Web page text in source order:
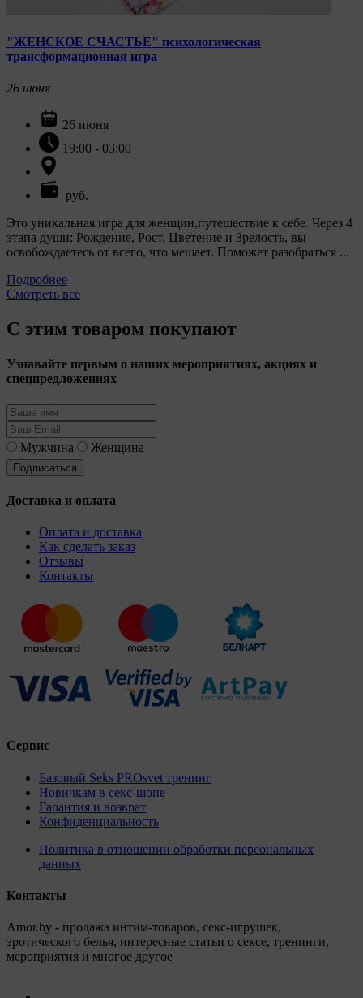
"ЖЕНСКОЕ СЧАСТЬЕ" психологическая
трансформационная игра
26 июня
26 июня
19:00 - 03:00
руб.
Это уникальная игра для женщин,путешествие к себе. Через 4
этапа души: Рождение, Рост, Цветение и Зрелость, вы
освобождаетесь от всего, что мешает. Поможет разобраться ...
Подробнее
Смотреть все
С этим товаром покупают
Узнавайте первым о наших мероприятиях, акциях и
спецпредложениях
Мужчина Женщина
Доставка и оплата
Оплата и доставка
Как сделать заказ
Отзывы
Контакты
Сервис
Базовый Seks PROsvet тренинг
Новичкам в секс-шопе
Гарантия и возврат
Конфиденциальность
Политика в отношении обработки персональных
данных
Контакты
Amor.by - продажа интим-товаров, секс-игрушек,
эротического белья, интересные статьи о сексе, тренинги,
мероприятия и многое другое